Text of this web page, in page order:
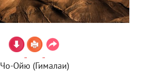
Чо-Ойю (Гималаи)